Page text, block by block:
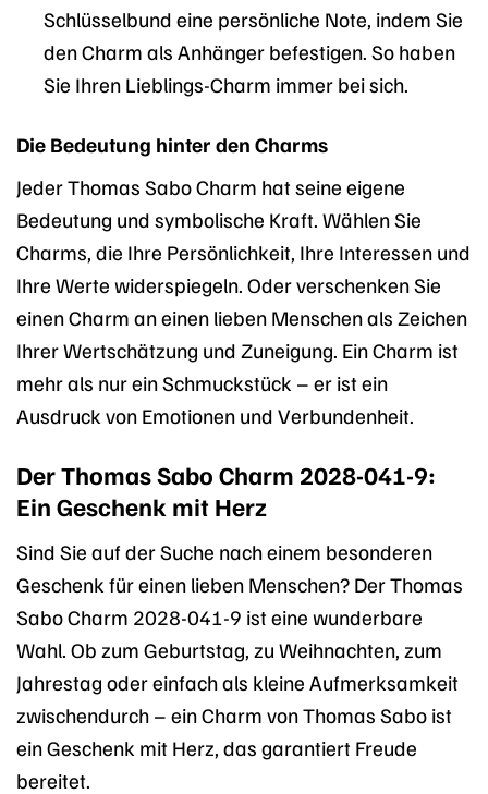
Schlüsselbund eine persönliche Note, indem Sie
den Charm als Anhänger befestigen. So haben
Sie Ihren Lieblings-Charm immer bei sich.
Die Bedeutung hinter den Charms
Jeder Thomas Sabo Charm hat seine eigene
Bedeutung und symbolische Kraft. Wählen Sie
Charms, die Ihre Persönlichkeit, Ihre Interessen und
Ihre Werte widerspiegeln. Oder verschenken Sie
einen Charm an einen lieben Menschen als Zeichen
Ihrer Wertschätzung und Zuneigung. Ein Charm ist
mehr als nur ein Schmuckstück – er ist ein
Ausdruck von Emotionen und Verbundenheit.
Der Thomas Sabo Charm 2028-041-9:
Ein Geschenk mit Herz
Sind Sie auf der Suche nach einem besonderen
Geschenk für einen lieben Menschen? Der Thomas
Sabo Charm 2028-041-9 ist eine wunderbare
Wahl. Ob zum Geburtstag, zu Weihnachten, zum
Jahrestag oder einfach als kleine Aufmerksamkeit
zwischendurch – ein Charm von Thomas Sabo ist
ein Geschenk mit Herz, das garantiert Freude
bereitet.